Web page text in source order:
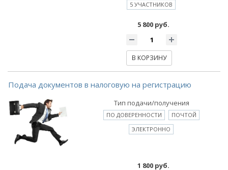
5 УЧАСТНИКОВ
5 800 руб.
В КОРЗИНУ
Подача документов в налоговую на регистрацию
Тип подачи/получения
ПО ДОВЕРЕННОСТИ
ПОЧТОЙ
ЭЛЕКТРОННО
1 800 руб.